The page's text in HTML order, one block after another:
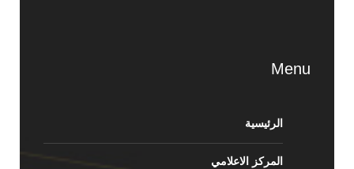
Menu
الرئيسية
المركز الاعلامي